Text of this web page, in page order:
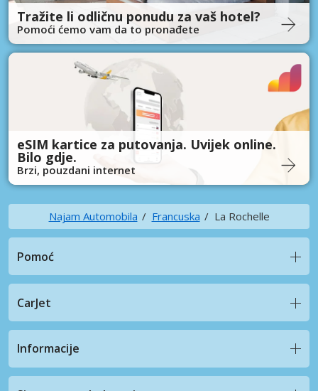
Tražite li odličnu ponudu za vaš hotel?
Pomoći ćemo vam da to pronađete
eSIM kartice za putovanja. Uvijek online.
Bilo gdje.
Brzi, pouzdani internet
Najam Automobila Francuska La Rochelle
Pomoć
CarJet
Informacije